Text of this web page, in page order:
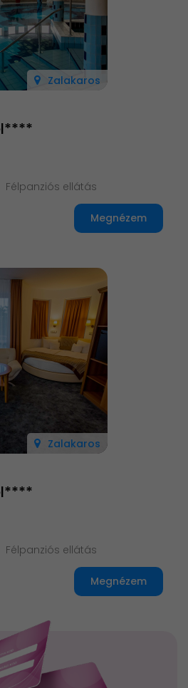
Zalakaros
Félpanziós ellátás
Megnézem
Zalakaros
Félpanziós ellátás
Megnézem